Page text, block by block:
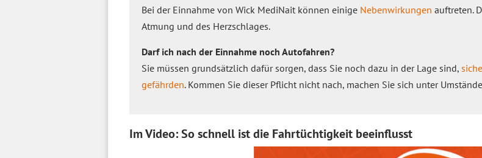
Bei der Einnahme von Wick MediNait können einige Nebenwirkungen auftreten.
Atmung und des Herzschlages.
Darf ich nach der Einnahme noch Autofahren?
Sie müssen grundsätzlich dafür sorgen, dass Sie noch dazu in der Lage sind,
gefährden. Kommen Sie dieser Pflicht nicht nach, machen Sie sich unter
Im Video: So schnell ist die Fahrtüchtigkeit beeinflusst